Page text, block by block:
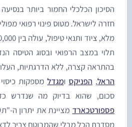
הכלכלי החמור ביותר בנסיעה
לישראל. מטוס פינוי רפואי מפולין
במצב הרפואי ובסוג הטיסה
קצרה, ללא הדרגתיות, העלות
,הפניקסומגדל מספקות כיסוי
שהוא בדיוק מה שנדרש כדי
מציינת את יתרון ה-"תשלום
הכל מבלי שהמבוטח צריך לדאוג